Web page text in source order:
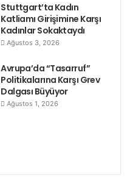
Stuttgart’ta Kadın
Katliamı Girişimine Karşı
Kadınlar Sokaktaydı
Ağustos 3, 2026
Avrupa’da “Tasarruf”
Politikalarına Karşı Grev
Dalgası Büyüyor
Ağustos 1, 2026